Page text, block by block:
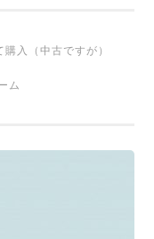
入（中古ですが）
ム